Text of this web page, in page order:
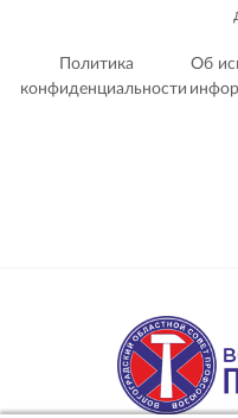
Политика
конфиденциальности
Об